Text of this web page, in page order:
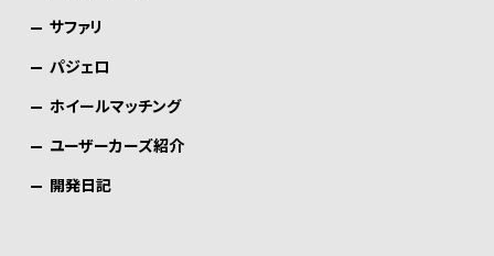
サファリ
パジェロ
ホイールマッチング
ユーザーカーズ紹介
開発日記